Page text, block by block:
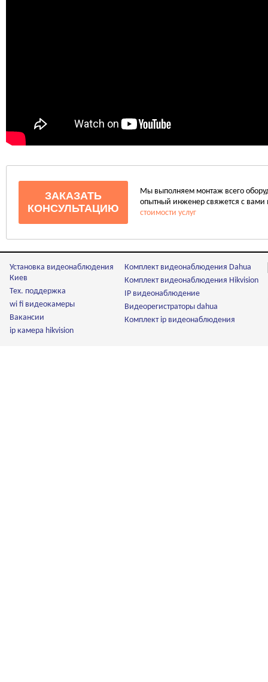
ЗАКАЗАТЬ
КОНСУЛЬТАЦИЮ
Мы выполняем монтаж всего
опытный инженер свяжется с
стоимости услуг
Установка видеонаблюдения
Киев
Тех. поддержка
wi fi видеокамеры
Вакансии
ip камера hikvision
Комплект видеонаблюдения Dahua
Комплект видеонаблюдения Hikvision
IP видеонаблюдение
Видеорегистраторы dahua
Комплект ip видеонаблюдения